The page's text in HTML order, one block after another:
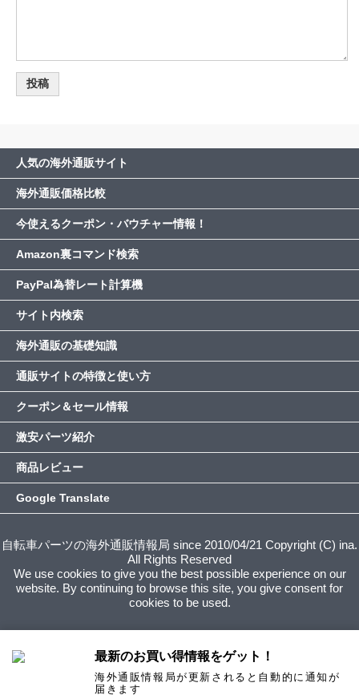
人気の海外通販サイト
海外通販価格比較
今使えるクーポン・バウチャー情報！
Amazon裏コマンド検索
PayPal為替レート計算機
サイト内検索
海外通販の基礎知識
通販サイトの特徴と使い方
クーポン＆セール情報
激安パーツ紹介
商品レビュー
Google Translate
自転車パーツの海外通販情報局 since 2010/04/21 Copyright (C) ina.
All Rights Reserved
We use cookies to give you the best possible experience on our
website. By continuing to browse this site, you give consent for
cookies to be used.
最新のお買い得情報をゲット！
海外通販情報局が更新されると自動的に通知が
届きます